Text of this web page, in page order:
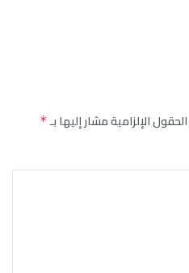
الحقول الإلزامية مشار إليها بـ*